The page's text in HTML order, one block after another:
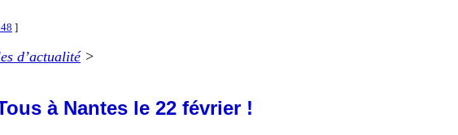
]
d’actualité>
à Nantes le 22 février !